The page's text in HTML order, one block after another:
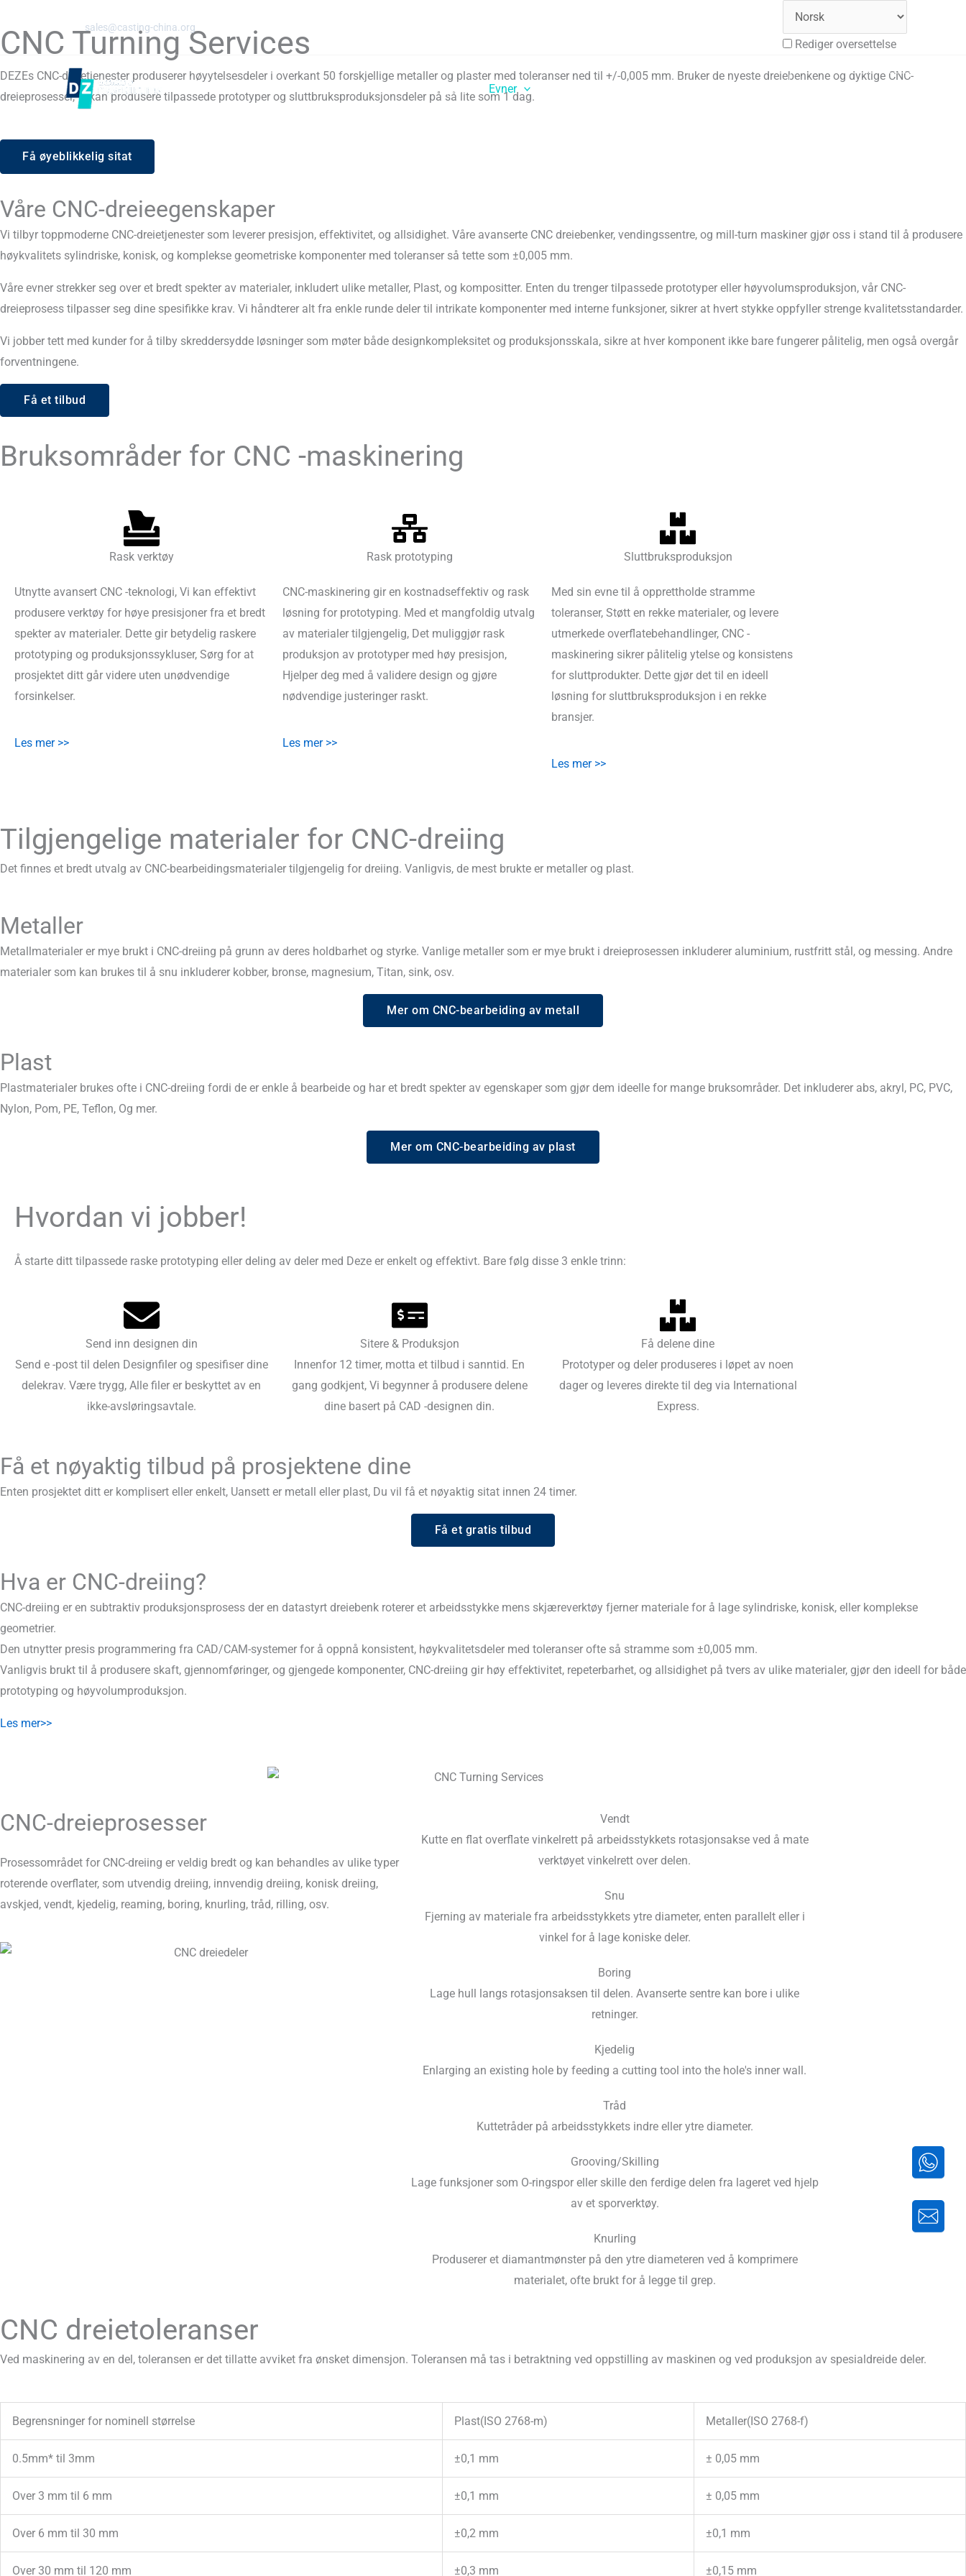
til
innhold
sales@casting-china.org
Rediger oversettelse
Hjem Evner
CNC Turning Services
DEZEs CNC-dreietjenester produserer høyytelsesdeler i overkant 50 forskjellige metaller og plaster med toleranser ned til +/-0,005 mm. Bruker de nyeste dreiebenkene og dyktige CNC-
dreieprosesser, vi kan produsere tilpassede prototyper og sluttbruksproduksjonsdeler på så lite som 1 dag.
Få øyeblikkelig sitat
Våre CNC-dreieegenskaper
Vi tilbyr toppmoderne CNC-dreietjenester som leverer presisjon, effektivitet, og allsidighet. Våre avanserte CNC dreiebenker, vendingssentre, og mill-turn maskiner gjør oss i stand til å produsere
høykvalitets sylindriske, konisk, og komplekse geometriske komponenter med toleranser så tette som ±0,005 mm.
Våre evner strekker seg over et bredt spekter av materialer, inkludert ulike metaller, Plast, og kompositter. Enten du trenger tilpassede prototyper eller høyvolumsproduksjon, vår CNC-
dreieprosess tilpasser seg dine spesifikke krav. Vi håndterer alt fra enkle runde deler til intrikate komponenter med interne funksjoner, sikrer at hvert stykke oppfyller strenge kvalitetsstandarder.
Vi jobber tett med kunder for å tilby skreddersydde løsninger som møter både designkompleksitet og produksjonsskala, sikre at hver komponent ikke bare fungerer pålitelig, men også overgår
forventningene.
Få et tilbud
Bruksområder for CNC -maskinering
Rask verktøy
Utnytte avansert CNC -teknologi, Vi kan effektivt
produsere verktøy for høye presisjoner fra et bredt
spekter av materialer. Dette gir betydelig raskere
prototyping og produksjonssykluser, Sørg for at
prosjektet ditt går videre uten unødvendige
forsinkelser.
Les mer >>
Rask prototyping
CNC-maskinering gir en kostnadseffektiv og rask
løsning for prototyping. Med et mangfoldig utvalg
av materialer tilgjengelig, Det muliggjør rask
produksjon av prototyper med høy presisjon,
Hjelper deg med å validere design og gjøre
nødvendige justeringer raskt.
Les mer >>
Sluttbruksproduksjon
Med sin evne til å opprettholde stramme
toleranser, Støtt en rekke materialer, og levere
utmerkede overflatebehandlinger, CNC -
maskinering sikrer pålitelig ytelse og konsistens
for sluttprodukter. Dette gjør det til en ideell
løsning for sluttbruksproduksjon i en rekke
bransjer.
Les mer >>
Tilgjengelige materialer for CNC-dreiing
Det finnes et bredt utvalg av CNC-bearbeidingsmaterialer tilgjengelig for dreiing. Vanligvis, de mest brukte er metaller og plast.
Metaller
Metallmaterialer er mye brukt i CNC-dreiing på grunn av deres holdbarhet og styrke. Vanlige metaller som er mye brukt i dreieprosessen inkluderer aluminium, rustfritt stål, og messing. Andre
materialer som kan brukes til å snu inkluderer kobber, bronse, magnesium, Titan, sink, osv.
Mer om CNC-bearbeiding av metall
Plast
Plastmaterialer brukes ofte i CNC-dreiing fordi de er enkle å bearbeide og har et bredt spekter av egenskaper som gjør dem ideelle for mange bruksområder. Det inkluderer abs, akryl, PC, PVC,
Nylon, Pom, PE, Teflon, Og mer.
Mer om CNC-bearbeiding av plast
Hvordan vi jobber!
Å starte ditt tilpassede raske prototyping eller deling av deler med Deze er enkelt og effektivt. Bare følg disse 3 enkle trinn:
Send inn designen din
Send e -post til delen Designfiler og spesifiser dine
delekrav. Være trygg, Alle filer er beskyttet av en
ikke-avsløringsavtale.
Sitere & Produksjon
Innenfor 12 timer, motta et tilbud i sanntid. En
gang godkjent, Vi begynner å produsere delene
dine basert på CAD -designen din.
Få delene dine
Prototyper og deler produseres i løpet av noen
dager og leveres direkte til deg via International
Express.
Få et nøyaktig tilbud på prosjektene dine
Enten prosjektet ditt er komplisert eller enkelt, Uansett er metall eller plast, Du vil få et nøyaktig sitat innen 24 timer.
Få et gratis tilbud
Hva er CNC-dreiing?
CNC-dreiing er en subtraktiv produksjonsprosess der en datastyrt dreiebenk roterer et arbeidsstykke mens skjæreverktøy fjerner materiale for å lage sylindriske, konisk, eller komplekse
geometrier.
Den utnytter presis programmering fra CAD/CAM-systemer for å oppnå konsistent, høykvalitetsdeler med toleranser ofte så stramme som ±0,005 mm.
Vanligvis brukt til å produsere skaft, gjennomføringer, og gjengede komponenter, CNC-dreiing gir høy effektivitet, repeterbarhet, og allsidighet på tvers av ulike materialer, gjør den ideell for både
prototyping og høyvolumproduksjon.
Les mer>>
CNC-dreieprosesser
Prosessområdet for CNC-dreiing er veldig bredt og kan behandles av ulike typer
roterende overflater, som utvendig dreiing, innvendig dreiing, konisk dreiing,
avskjed, vendt, kjedelig, reaming, boring, knurling, tråd, rilling, osv.
Vendt
Kutte en flat overflate vinkelrett på arbeidsstykkets rotasjonsakse ved å mate
verktøyet vinkelrett over delen.
Snu
Fjerning av materiale fra arbeidsstykkets ytre diameter, enten parallelt eller i
vinkel for å lage koniske deler.
Boring
Lage hull langs rotasjonsaksen til delen. Avanserte sentre kan bore i ulike
retninger.
Kjedelig
Enlarging an existing hole by feeding a cutting tool into the hole's inner wall .
Tråd
Kuttetråder på arbeidsstykkets indre eller ytre diameter.
Grooving/Skilling
Lage funksjoner som O-ringspor eller skille den ferdige delen fra lageret ved hjelp
av et sporverktøy.
Knurling
Produserer et diamantmønster på den ytre diameteren ved å komprimere
materialet, ofte brukt for å legge til grep.
CNC dreietoleranser
Ved maskinering av en del, toleransen er det tillatte avviket fra ønsket dimensjon. Toleransen må tas i betraktning ved oppstilling av maskinen og ved produksjon av spesialdreide deler.
Begrensninger for nominell størrelse Plast(ISO 2768-m) Metaller(ISO 2768-f)
0.5mm* til 3mm ±0,1 mm ± 0,05 mm
Over 3 mm til 6 mm ±0,1 mm ± 0,05 mm
Over 6 mm til 30 mm ±0,2 mm ±0,1 mm
Over 30 mm til 120 mm ±0,3 mm ±0,15 mm